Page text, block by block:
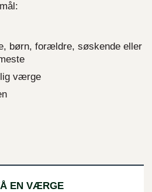
børn, forældre, søskende eller
værge
EN VÆRGE